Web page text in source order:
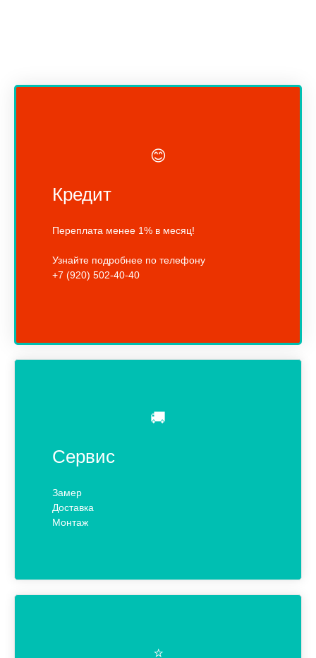
😊
Кредит
Переплата менее 1% в месяц!
Узнайте подробнее по телефону
+7 (920) 502-40-40
🚚
Сервис
Замер
Доставка
Монтаж
⭐️